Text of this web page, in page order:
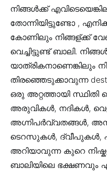
നിങ്ങള്‍ക്ക്
തോന്നിയിട്ടുണ്ടോ ,
കോണിലും നിങ്ങള്ക്ക്
വെച്ചിട്ടുണ്ട് ബാലി.
യാത്രികനാണെങ്കിലും
തിരഞ്ഞെടുക്കാവുന്ന
ഒരു അറ്റത്തായി
അരുവികള്‍, നദികള്‍,
അഗ്നിപര്‍വ്വതങ്ങള്‍,
ടെറസുകള്‍, ദ്വീപുകള്‍,
അറിയാവുന്ന കുറെ
ബാലിയിലെ ഭക്ഷണവും